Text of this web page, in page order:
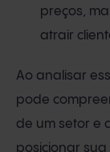
preços,
atrair
Ao analisar
pode
de um setor e
posicionar sua